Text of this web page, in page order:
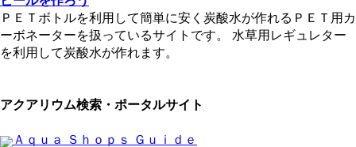
ＰＥＴボトルを利用して簡単に安く炭酸水が作れるＰＥＴ用カ
ーボネーターを扱っているサイトです。 水草用レギュレター
を利用して炭酸水が作れます。
アクアリウム検索・ポータルサイト
Ａｑｕａ Ｓｈｏｐｓ Ｇｕｉｄｅ